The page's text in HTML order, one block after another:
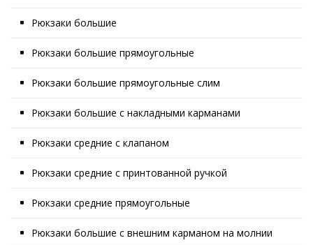
Рюкзаки большие
Рюкзаки большие прямоугольные
Рюкзаки большие прямоугольные слим
Рюкзаки большие с накладными карманами
Рюкзаки средние с клапаном
Рюкзаки средние с принтованной ручкой
Рюкзаки средние прямоугольные
Рюкзаки большие с внешним карманом на молнии